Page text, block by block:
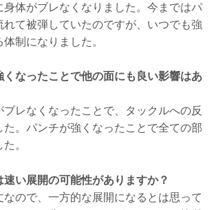
身体がブレなくなりました。今まではパ
れて被弾していたのですが、いつでも強
制になりました。
くなったことで他の面にも良い影響はあ
レなくなったことで、タックルへの反
た。パンチが強くなったことで全ての部
。
速い展開の可能性がありますか？
ので、一方的な展開になるとは思って